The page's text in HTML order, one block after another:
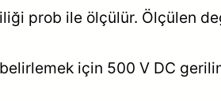
prob ile ölçülür. Ölçülen
için 500 V DC